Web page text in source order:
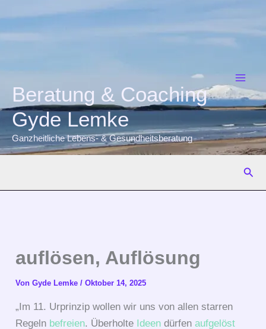
Beratung & Coaching
Gyde Lemke
Ganzheitliche Lebens- & Gesundheitsberatung
auflösen, Auflösung
VonGyde Lemke/Oktober 14, 2025
„Im 11. Urprinzip wollen wir uns von allen starren
Regeln befreien. Überholte Ideen dürfenaufgelöst